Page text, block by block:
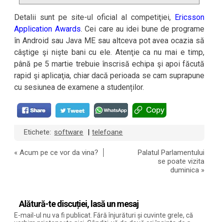
Detalii sunt pe site-ul oficial al competiţiei, Ericsson
Application Awards. Cei care au idei bune de programe
în Android sau Java ME sau altceva pot avea ocazia să
câştige şi nişte bani cu ele. Atenţie ca nu mai e timp,
până pe 5 martie trebuie înscrisă echipa şi apoi făcută
rapid şi aplicaţia, chiar dacă perioada se cam suprapune
cu sesiunea de examene a studenților.
Etichete: software telefoane
«Acum pe ce vor da vina?
Palatul Parlamentului
se poate vizita
duminica »
Alătură-te discuției, lasă un mesaj
E-mail-ul nu va fi publicat. Fără înjurături și cuvinte grele, că